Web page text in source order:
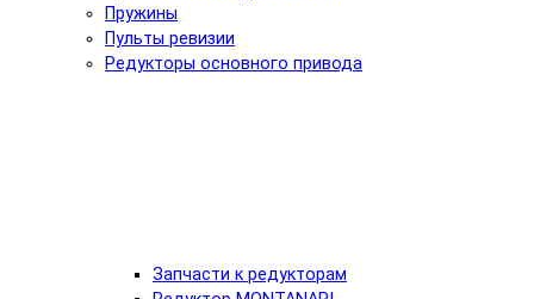
Пружины
Пульты ревизии
Редукторы основного привода
Запчасти к редукторам